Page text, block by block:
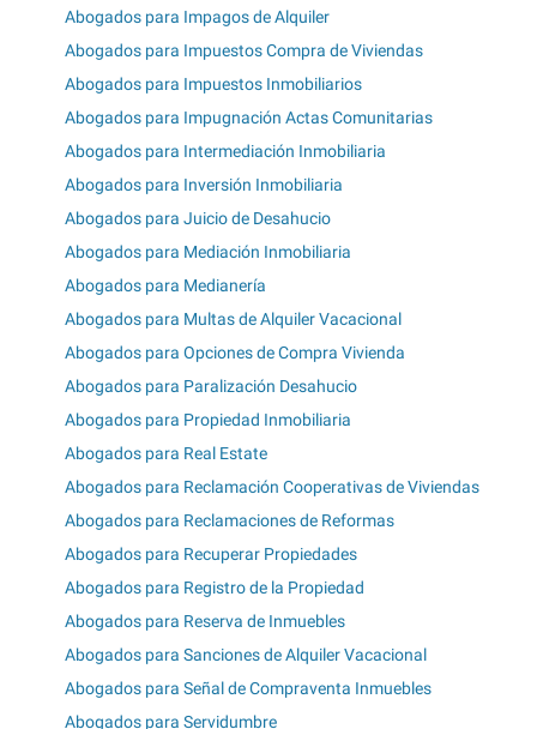
Abogados para Impagos de Alquiler
Abogados para Impuestos Compra de Viviendas
Abogados para Impuestos Inmobiliarios
Abogados para Impugnación Actas Comunitarias
Abogados para Intermediación Inmobiliaria
Abogados para Inversión Inmobiliaria
Abogados para Juicio de Desahucio
Abogados para Mediación Inmobiliaria
Abogados para Medianería
Abogados para Multas de Alquiler Vacacional
Abogados para Opciones de Compra Vivienda
Abogados para Paralización Desahucio
Abogados para Propiedad Inmobiliaria
Abogados para Real Estate
Abogados para Reclamación Cooperativas de Viviendas
Abogados para Reclamaciones de Reformas
Abogados para Recuperar Propiedades
Abogados para Registro de la Propiedad
Abogados para Reserva de Inmuebles
Abogados para Sanciones de Alquiler Vacacional
Abogados para Señal de Compraventa Inmuebles
Abogados para Servidumbre